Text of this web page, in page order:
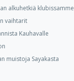
alkuhetkiä klubissamme
vaihtarit
Kauhavalle
muistoja Sayakasta